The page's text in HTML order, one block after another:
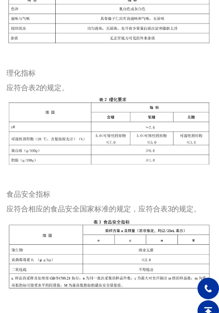
理化指标
应符合表2的规定。
食品安全指标
应符合相应的食品安全国家标准的规定，应符合表3的规定。